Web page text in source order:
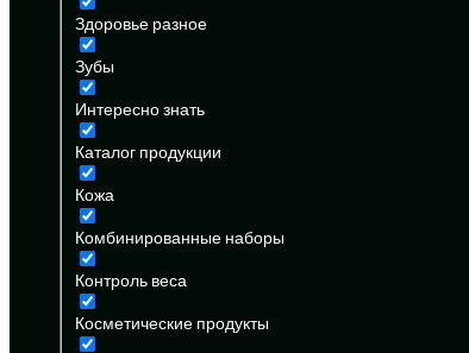
Здоровье разное
Зубы
Интересно знать
Каталог продукции
Кожа
Комбинированные наборы
Контроль веса
Косметические продукты